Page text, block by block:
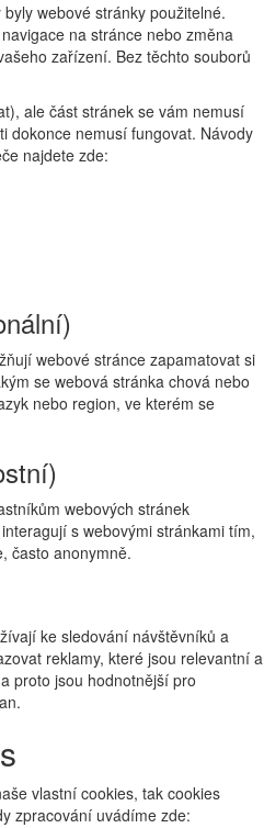
webové stránky použitelné.
na stránce nebo změna
zařízení. Bez těchto souborů
ale část stránek se vám nemusí
dokonce nemusí fungovat. Návody
najdete zde:
webové stránce zapamatovat si
se webová stránka chová nebo
nebo region, ve kterém se
webových stránek
s webovými stránkami tím,
často anonymně.
ke sledování návštěvníků a
reklamy, které jsou relevantní a
proto jsou hodnotnější pro
vlastní cookies, tak cookies
zpracování uvádíme zde: